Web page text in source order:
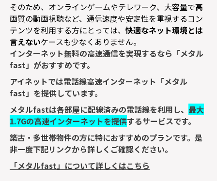
そのため、オンラインゲームやテレワーク、大容量で高
画質の動画視聴など、通信速度や安定性を重視するコン
テンツを利用する方にとっては、 快適なネット環境とは
言えないケースも少なくありません。
インターネット無料の高速通信を実現するなら「メタル
fast」がおすすめです。
アイネットでは電話線高速インターネット 「メタル
fast」を提供しています。
メタルfastは各部屋に配線済みの電話線を利用し、 最大
1.7Gの高速インターネットを提供するサービスです。
築古・多世帯物件の方に特におすすめのプランです。是
非一度下記リンクから詳しくご確認ください。
「メタルfast」について詳しくはこちら